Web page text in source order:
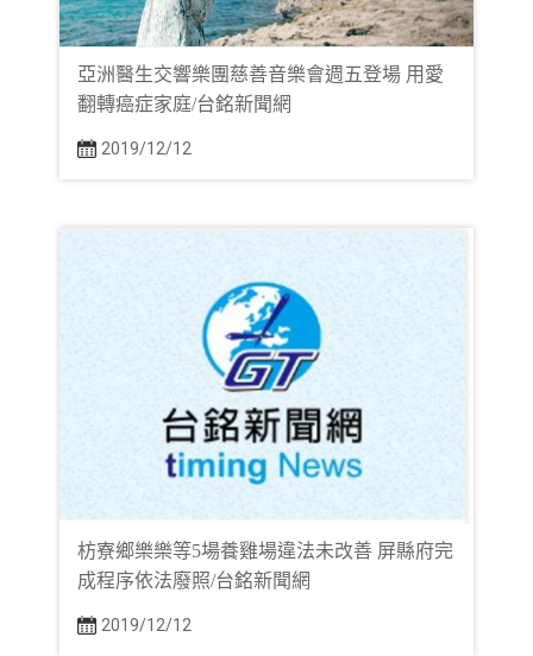
亞洲醫生交響樂團慈善音樂會週五登場 用愛
翻轉癌症家庭/台銘新聞網
2019/12/12
枋寮鄉樂樂等5場養雞場違法未改善 屏縣府完
成程序依法廢照/台銘新聞網
2019/12/12